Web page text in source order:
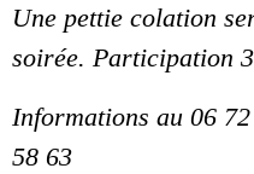
Une pettie colation
soirée. Participation
Informations au 06
58 63